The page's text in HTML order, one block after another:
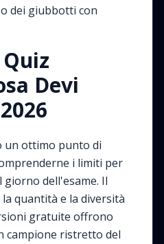
dei giubbotti con
Devi
un ottimo punto di
i limiti per
dell'esame. Il
quantità e la diversità
gratuite offrono
campione ristretto del